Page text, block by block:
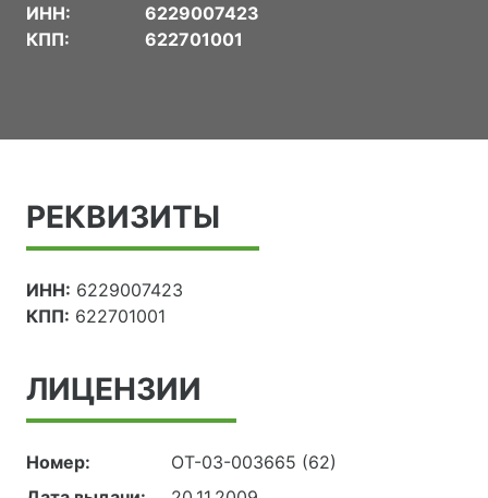
ИНН:
6229007423
КПП:
622701001
РЕКВИЗИТЫ
ИНН: 6229007423
КПП: 622701001
ЛИЦЕНЗИИ
Номер:
ОТ-03-003665 (62)